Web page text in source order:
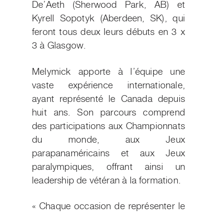
De’Aeth (Sherwood Park, AB) et
Kyrell Sopotyk (Aberdeen, SK), qui
feront tous deux leurs débuts en 3 x
3 à Glasgow.
Melymick apporte à l’équipe une
vaste expérience internationale,
ayant représenté le Canada depuis
huit ans. Son parcours comprend
des participations aux Championnats
du monde, aux Jeux
parapanaméricains et aux Jeux
paralympiques, offrant ainsi un
leadership de vétéran à la formation.
« Chaque occasion de représenter le